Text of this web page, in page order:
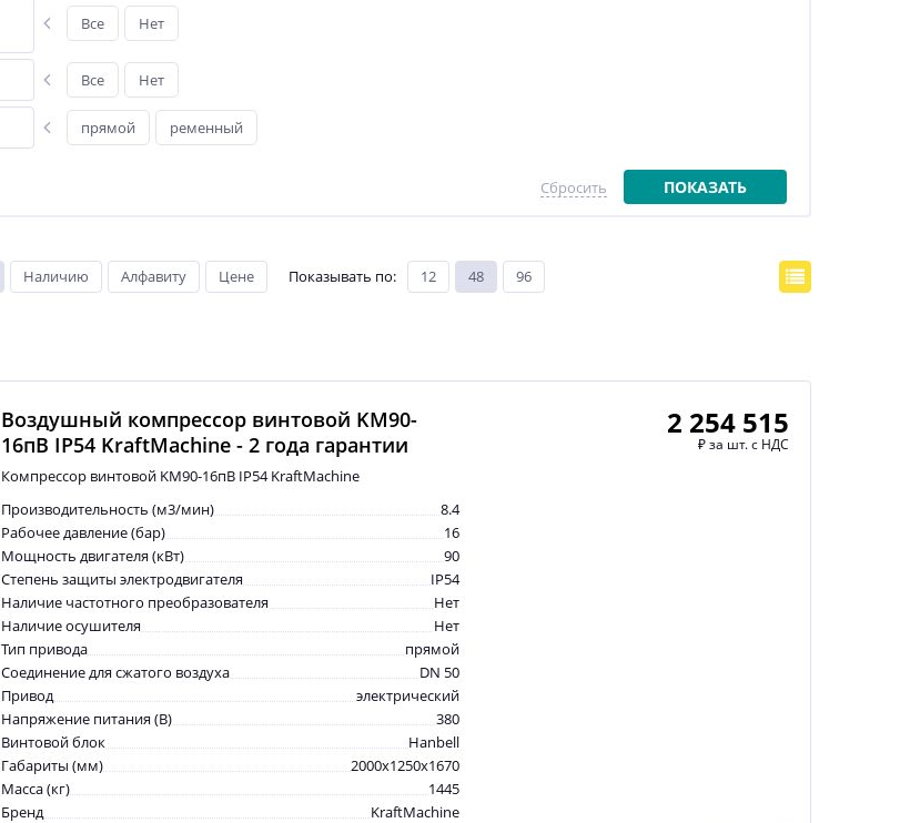
Все Нет
Все Нет
прямой ременный
ПОКАЗАТЬ
Сбросить
Наличию Алфавиту Цене Показывать по: 12 48 96
Воздушный компрессор винтовой KM90-
16пВ IP54 KraftMachine - 2 года гарантии
Компрессор винтовой KM90-16пВ IP54 KraftMachine
Производительность (м3/мин)
8.4
Рабочее давление (бар)
16
Мощность двигателя (кВт)
90
Степень защиты электродвигателя
IP54
Наличие частотного преобразователя
Нет
Наличие осушителя
Нет
Тип привода
прямой
Соединение для сжатого воздуха
DN 50
Привод
электрический
Напряжение питания (В)
380
Винтовой блок
Hanbell
Габариты (мм)
2000x1250x1670
Масса (кг)
1445
Бренд
KraftMachine
2 254 515
₽за шт. с НДС